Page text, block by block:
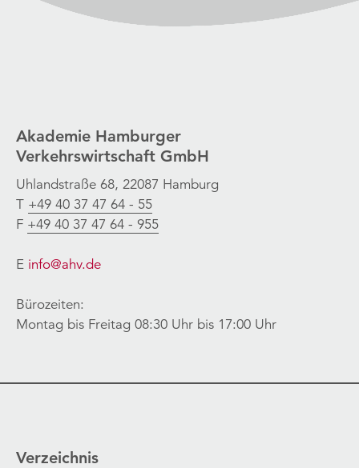
Akademie Hamburger
Verkehrswirtschaft GmbH
Uhlandstraße 68, 22087 Hamburg
T +49 40 37 47 64 - 55
F +49 40 37 47 64 - 955
E info@ahv.de
Bürozeiten:
Montag bis Freitag 08:30 Uhr bis 17:00 Uhr
Verzeichnis